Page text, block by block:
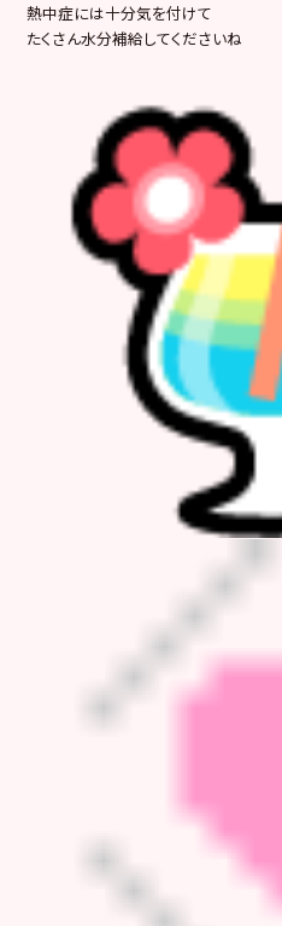
熱中症には十分気を付けて
たくさん水分補給してくださいね